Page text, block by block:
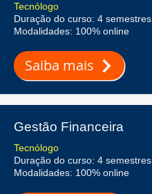
Tecnólogo
Duração do curso: 4 semestres
Modalidades: 100% online
Saiba mais
Gestão Financeira
Tecnólogo
Duração do curso: 4 semestres
Modalidades: 100% online